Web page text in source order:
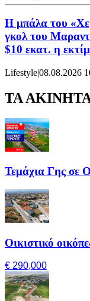
Η μπάλα του
γκολ του
$10 εκατ. η
Lifestyle|08.08.2026
ΤΑ
Τεμάχια Γης σε
Οικιστικό
€ 290,000